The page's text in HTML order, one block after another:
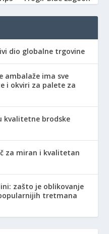
dio globalne trgovine
ambalaže ima sve
i okviri za palete za
kvalitetne brodske
za miran i kvalitetan
zašto je oblikovanje
tretmana